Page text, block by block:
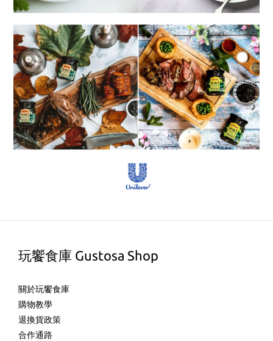
玩饗食庫 Gustosa Shop
關於玩饗食庫
購物教學
退換貨政策
合作通路